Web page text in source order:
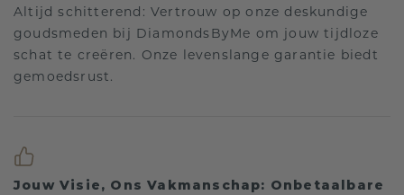
Altijd schitterend: Vertrouw op onze deskundige
goudsmeden bij DiamondsByMe om jouw tijdloze
schat te creëren. Onze levenslange garantie biedt
gemoedsrust.
Jouw Visie, Ons Vakmanschap: Onbetaalbare